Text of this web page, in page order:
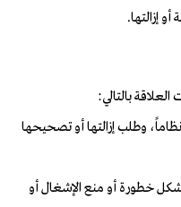
إزالتها.
بالتالي:
نظاماً، وطلب إزالتها أو تصحيحها
يشكل خطورة أو منع الإشغال أو